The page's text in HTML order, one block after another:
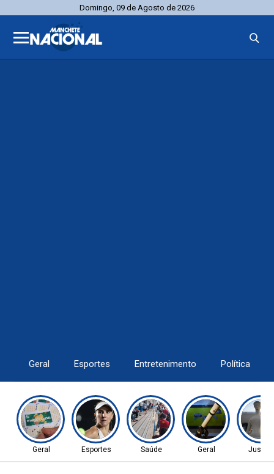
Domingo, 09 de Agosto de 2026
Geral Esportes Entretenimento Política
Geral Esportes Saúde Geral Justiça